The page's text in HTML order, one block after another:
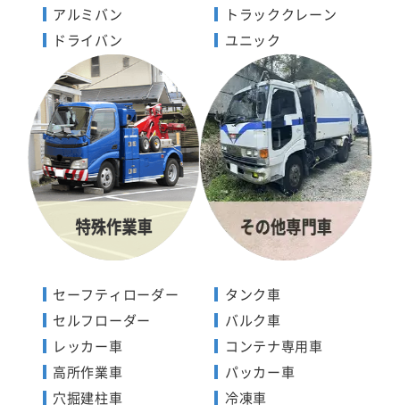
アルミバン
ドライバン
トラッククレーン
ユニック
セーフティローダー
セルフローダー
レッカー車
高所作業車
穴掘建柱車
タンク車
バルク車
コンテナ専用車
パッカー車
冷凍車